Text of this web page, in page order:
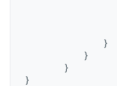
}
}
}
}